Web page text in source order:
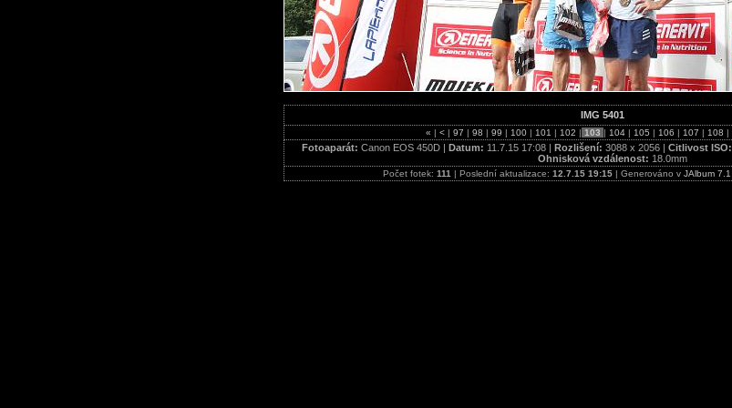
IMG 5401
« | < | 97 | 98 | 99 | 100 | 101 | 102 | 103 | 104 | 105 | 106 | 107 | 108 |
Fotoaparát: Canon EOS 450D | Datum: 11.7.15 17:08 | Rozlišení: 3088 x 2056 | Citlivost ISO:
Ohnisková vzdálenost: 18.0mm
Počet fotek: 111 | Poslední aktualizace: 12.7.15 19:15| Generováno v JAlbum 7.1